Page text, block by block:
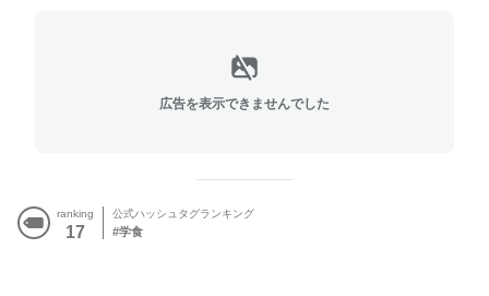
広告を表示できませんでした
ranking
17
公式ハッシュタグランキング
学食